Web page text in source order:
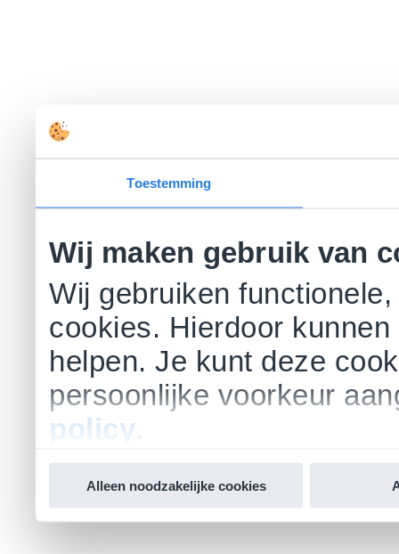
Toestemming
Wij maken gebruik van
Wij gebruiken
cookies. Hierdoor
helpen. Je kunt deze
persoonlijke voorkeur
policy
Alleen noodzakelijke cookies